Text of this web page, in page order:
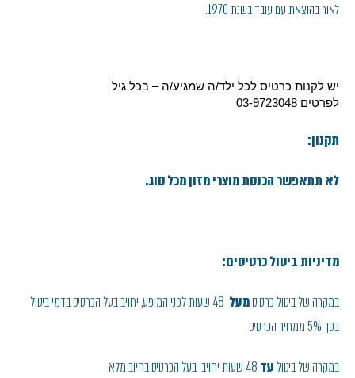
לאור בהוצאת עם עובד בשנת 1970.
יש לקנות כרטיס לכל ילד/ה שמגיע/ה – בכל גיל
לפרטים 03-9723048
תקנון:
לא תתאפשר הכנסת מוצרי מזון מכל סוג.
מדיניות ביטול כרטיסים:
במקרה של ביטול כרטיסמעל
48 שעות לפני המופע, יחויב בעל הכרטיס בדמי ביטול
בסך 5% ממחיר הכרטיס
במקרה של ביטולעד